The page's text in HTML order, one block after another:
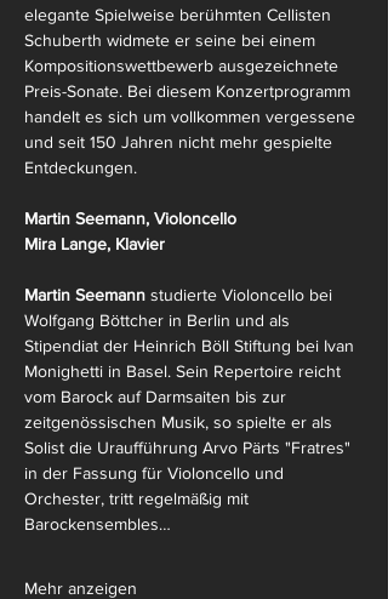
elegante Spielweise berühmten Cellisten
Schuberth widmete er seine bei einem
Kompositionswettbewerb ausgezeichnete
Preis-Sonate. Bei diesem Konzertprogramm
handelt es sich um vollkommen vergessene
und seit 150 Jahren nicht mehr gespielte
Entdeckungen.
Martin Seemann, Violoncello
Mira Lange, Klavier
Martin Seemann studierte Violoncello bei
Wolfgang Böttcher in Berlin und als
Stipendiat der Heinrich Böll Stiftung bei Ivan
Monighetti in Basel. Sein Repertoire reicht
vom Barock auf Darmsaiten bis zur
zeitgenössischen Musik, so spielte er als
Solist die Uraufführung Arvo Pärts "Fratres"
in der Fassung für Violoncello und
Orchester, tritt regelmäßig mit
Barockensembles…
Mehr anzeigen